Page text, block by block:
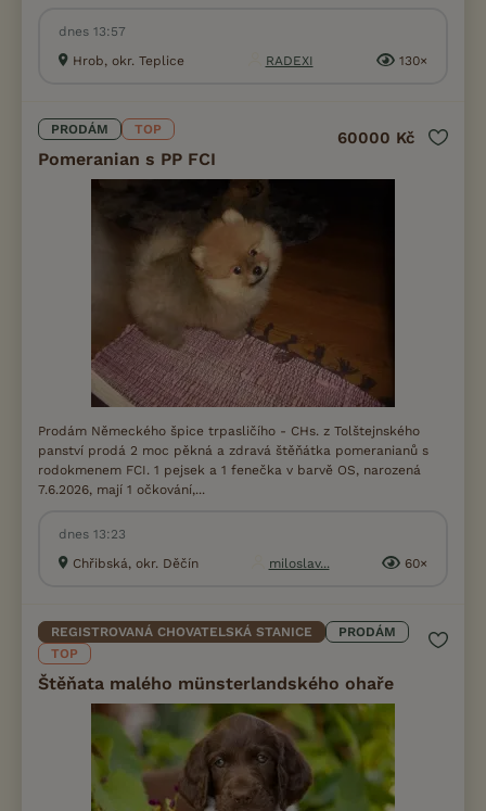
dnes 13:57
Hrob, okr. Teplice
RADEXI 130×
PRODÁM TOP
Pomeranian s PP FCI
60000 Kč
Prodám Německého špice trpasličího - CHs. z Tolštejnského
panství prodá 2 moc pěkná a zdravá štěňátka pomeranianů s
rodokmenem FCI. 1 pejsek a 1 fenečka v barvě OS, narozená
7.6.2026, mají 1 očkování,...
dnes 13:23
Chřibská, okr. Děčín
miloslav... 60×
REGISTROVANÁ CHOVATELSKÁ STANICE
PRODÁM
TOP
Štěňata malého münsterlandského ohaře